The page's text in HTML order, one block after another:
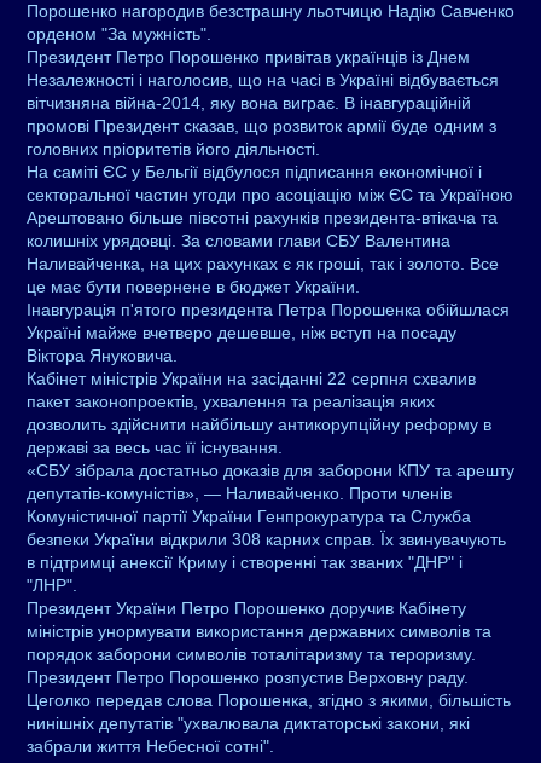
Порошенко нагородив безстрашну льотчицю Надію Савченко
орденом "За мужність".
Президент Петро Порошенко привітав українців із Днем
Незалежності і наголосив, що на часі в Україні відбувається
вітчизняна війна-2014, яку вона виграє. В інавгураційній
промові Президент сказав, що розвиток армії буде одним з
головних пріоритетів його діяльності.
На саміті ЄС у Бельгії відбулося підписання економічної і
секторальної частин угоди про асоціацію між ЄС та Україною
Арештовано більше півсотні рахунків президента-втікача та
колишніх урядовці. За словами глави СБУ Валентина
Наливайченка, на цих рахунках є як гроші, так і золото. Все
це має бути повернене в бюджет України.
Інавгурація п'ятого президента Петра Порошенка обійшлася
Україні майже вчетверо дешевше, ніж вступ на посаду
Віктора Януковича.
Кабінет міністрів України на засіданні 22 серпня схвалив
пакет законопроектів, ухвалення та реалізація яких
дозволить здійснити найбільшу антикорупційну реформу в
державі за весь час її існування.
«СБУ зібрала достатньо доказів для заборони КПУ та арешту
депутатів-комуністів», — Наливайченко. Проти членів
Комуністичної партії України Генпрокуратура та Служба
безпеки України відкрили 308 карних справ. Їх звинувачують
в підтримці анексії Криму і створенні так званих "ДНР" і
"ЛНР".
Президент України Петро Порошенко доручив Кабінету
міністрів унормувати використання державних символів та
порядок заборони символів тоталітаризму та тероризму.
Президент Петро Порошенко розпустив Верховну раду.
Цеголко передав слова Порошенка, згідно з якими, більшість
нинішніх депутатів "ухвалювала диктаторські закони, які
забрали життя Небесної сотні".